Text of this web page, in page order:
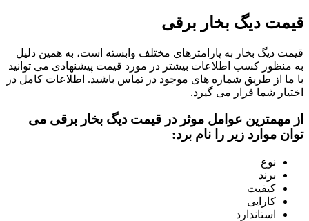
قیمت دیگ بخار برقی
قیمت دیگ بخار به پارامترهای مختلف وابسته است، به همین دلیل
به منظور کسب اطلاعات بیشتر در مورد قیمت پیشنهادی می توانید
با ما از طریق شماره های موجود در تماس باشید. اطلاعات کامل در
اختیار شما قرار می گیرد.
از مهمترین عوامل موثر در قیمت دیگ بخار برقی می
توان موارد زیر را نام برد:
نوع
برند
کیفیت
کارایی
استاندارد